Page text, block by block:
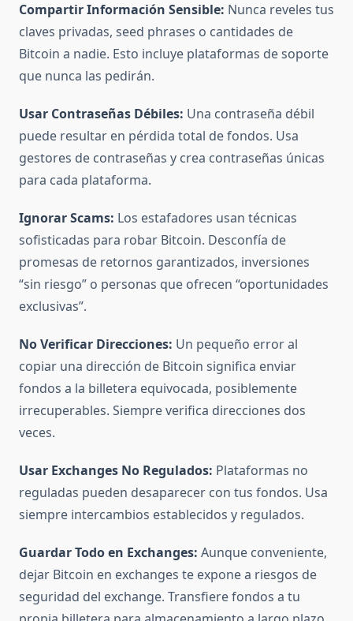
Compartir Información Sensible: Nunca reveles tus
claves privadas, seed phrases o cantidades de
Bitcoin a nadie. Esto incluye plataformas de soporte
que nunca las pedirán.
Usar Contraseñas Débiles: Una contraseña débil
puede resultar en pérdida total de fondos. Usa
gestores de contraseñas y crea contraseñas únicas
para cada plataforma.
Ignorar Scams: Los estafadores usan técnicas
sofisticadas para robar Bitcoin. Desconfía de
promesas de retornos garantizados, inversiones
“sin riesgo” o personas que ofrecen “oportunidades
exclusivas”.
No Verificar Direcciones: Un pequeño error al
copiar una dirección de Bitcoin significa enviar
fondos a la billetera equivocada, posiblemente
irrecuperables. Siempre verifica direcciones dos
veces.
Usar Exchanges No Regulados: Plataformas no
reguladas pueden desaparecer con tus fondos. Usa
siempre intercambios establecidos y regulados.
Guardar Todo en Exchanges: Aunque conveniente,
dejar Bitcoin en exchanges te expone a riesgos de
seguridad del exchange. Transfiere fondos a tu